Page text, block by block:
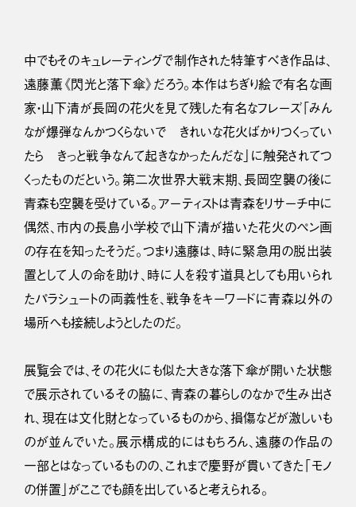
中でもそのキュレーティングで制作された特筆すべき作品は、
遠藤薫《閃光と落下傘》だろう。本作はちぎり絵で有名な画
家・山下清が長岡の花火を見て残した有名なフレーズ「みん
なが爆弾なんかつくらないで きれいな花火ばかりつくってい
たら きっと戦争なんて起きなかったんだな」に触発されてつ
くったものだという。第二次世界大戦末期、長岡空襲の後に
青森も空襲を受けている。アーティストは青森をリサーチ中に
偶然、市内の長島小学校で山下清が描いた花火のペン画
の存在を知ったそうだ。つまり遠藤は、時に緊急用の脱出装
置として人の命を助け、時に人を殺す道具としても用いられ
たパラシュートの両義性を、戦争をキーワードに青森以外の
場所へも接続しようとしたのだ。
展覧会では、その花火にも似た大きな落下傘が開いた状態
で展示されているその脇に、青森の暮らしのなかで生み出さ
れ、現在は文化財となっているものから、損傷などが激しいも
のが並んでいた。展示構成的にはもちろん、遠藤の作品の
一部とはなっているものの、これまで慶野が貫いてきた「モノ
の併置」がここでも顔を出していると考えられる。